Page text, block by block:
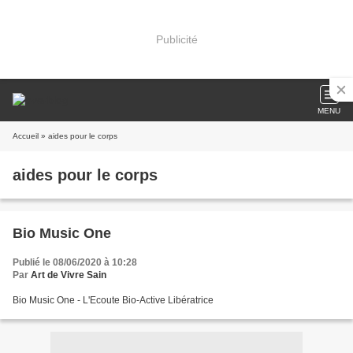
Publicité
MENU
Accueil » aides pour le corps
aides pour le corps
Bio Music One
Publié le 08/06/2020 à 10:28
Par Art de Vivre Sain
Bio Music One - L'Ecoute Bio-Active Libératrice